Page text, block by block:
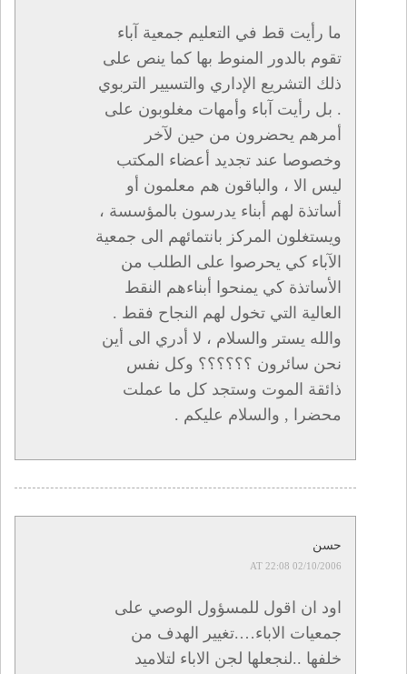
ما رأيت قط في التعليم جمعية آباء
تقوم بالدور المنوط بها كما ينص على
ذلك التشريع الإداري والتسيير التربوي
. بل رأيت آباء وأمهات مغلوبون على
أمرهم يحضرون من حين لآخر
وخصوصا عند تجديد أعضاء المكتب
ليس الا ، والباقون هم معلمون أو
أساتذة لهم أبناء يدرسون بالمؤسسة ،
ويستغلون المركز بانتمائهم الى جمعية
الآباء كي يحرصوا على الطلب من
الأساتذة كي يمنحوا أبناءهم النقط
العالية التي تخول لهم النجاح فقط .
والله يستر والسلام ، لا أدري الى أين
نحن سائرون ؟؟؟؟؟؟ وكل نفس
ذائقة الموت وستجد كل ما عملت
محضرا , والسلام عليكم .
حسن
02/10/2006 AT 22:08
اود ان اقول للمسؤول الوصي على
جمعيات الاباء….تغيير الهدف من
خلفها ..لنجعلها لجن الاباء لتلاميد